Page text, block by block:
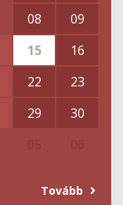
08
09
15
16
22
23
29
30
Tovább